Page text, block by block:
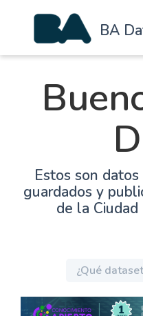
BA
Estos son
guardados y
de la